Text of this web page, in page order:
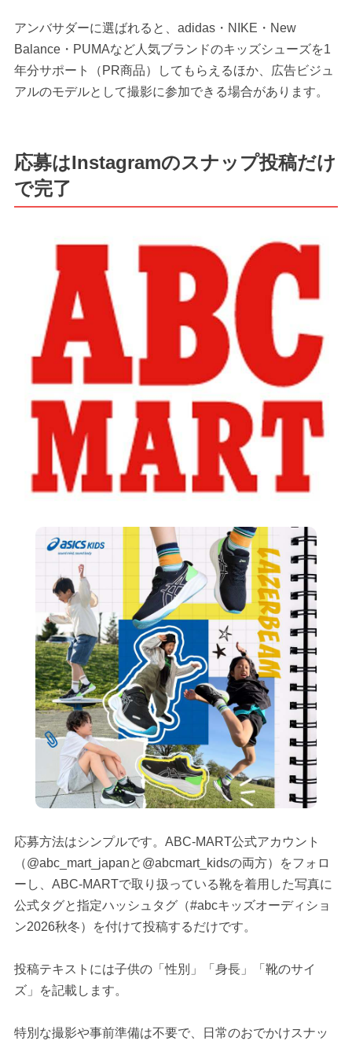
アンバサダーに選ばれると、adidas・NIKE・New
Balance・PUMAなど人気ブランドのキッズシューズを1
年分サポート（PR商品）してもらえるほか、広告ビジュ
アルのモデルとして撮影に参加できる場合があります。
応募はInstagramのスナップ投稿だけ
で完了
応募方法はシンプルです。ABC-MART公式アカウント
（@abc_mart_japanと@abcmart_kidsの両方）をフォロ
ーし、ABC-MARTで取り扱っている靴を着用した写真に
公式タグと指定ハッシュタグ（#abcキッズオーディショ
ン2026秋冬）を付けて投稿するだけです。
投稿テキストには子供の「性別」「身長」「靴のサイ
ズ」を記載します。
特別な撮影や事前準備は不要で、日常のおでかけスナッ